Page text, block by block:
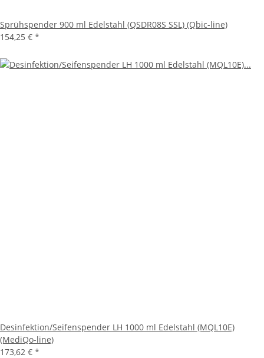
Sprühspender 900 ml Edelstahl (QSDR08S SSL) (Qbic-line)
154,25 € *
Desinfektion/Seifenspender LH 1000 ml Edelstahl (MQL10E)
(MediQo-line)
173,62 € *